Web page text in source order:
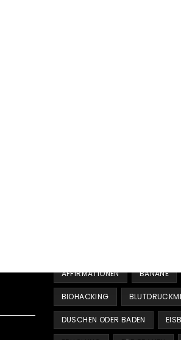
AFFIRMATIONEN BANANE
BIOHACKING
DUSCHEN ODER BADEN